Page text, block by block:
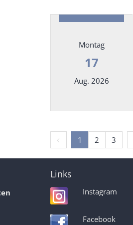
Montag
17
Aug. 2026
Vorherige Seite
1 2 3
Links
Instagram
Facebook